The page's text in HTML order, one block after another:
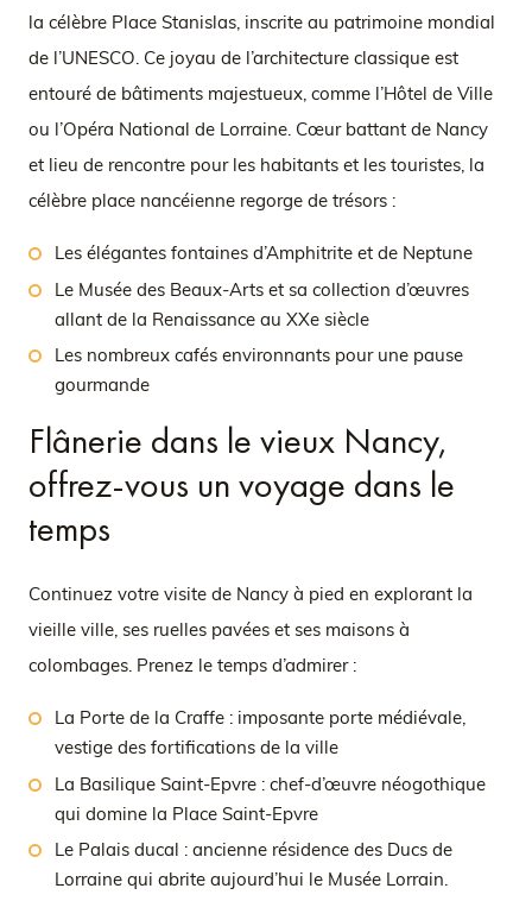
la célèbre Place Stanislas, inscrite au patrimoine mondial
de l’UNESCO. Ce joyau de l’architecture classique est
entouré de bâtiments majestueux, comme l’Hôtel de Ville
ou l’Opéra National de Lorraine. Cœur battant de Nancy
et lieu de rencontre pour les habitants et les touristes, la
célèbre place nancéienne regorge de trésors :
Les élégantes fontaines d’Amphitrite et de Neptune
Le Musée des Beaux-Arts et sa collection d’œuvres
allant de la Renaissance au XXe siècle
Les nombreux cafés environnants pour une pause
gourmande
Flânerie dans le vieux Nancy,
offrez-vous un voyage dans le
temps
Continuez votre visite de Nancy à pied en explorant la
vieille ville, ses ruelles pavées et ses maisons à
colombages. Prenez le temps d’admirer :
La Porte de la Craffe : imposante porte médiévale,
vestige des fortifications de la ville
La Basilique Saint-Epvre : chef-d’œuvre néogothique
qui domine la Place Saint-Epvre
Le Palais ducal : ancienne résidence des Ducs de
Lorraine qui abrite aujourd’hui le Musée Lorrain.